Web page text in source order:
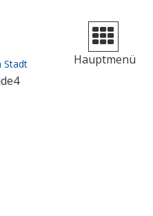
Navigation
aufklappen
Hauptmenü